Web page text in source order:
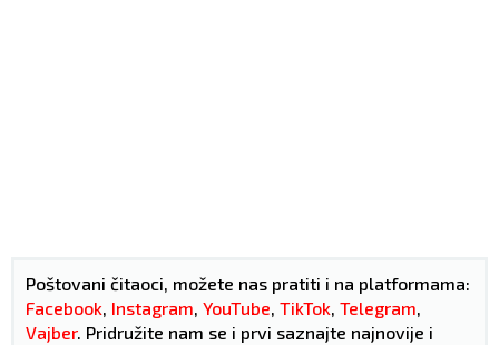
Poštovani čitaoci, možete nas pratiti i na platformama:
Facebook, Instagram, YouTube, TikTok, Telegram,
Vajber. Pridružite nam se i prvi saznajte najnovije i